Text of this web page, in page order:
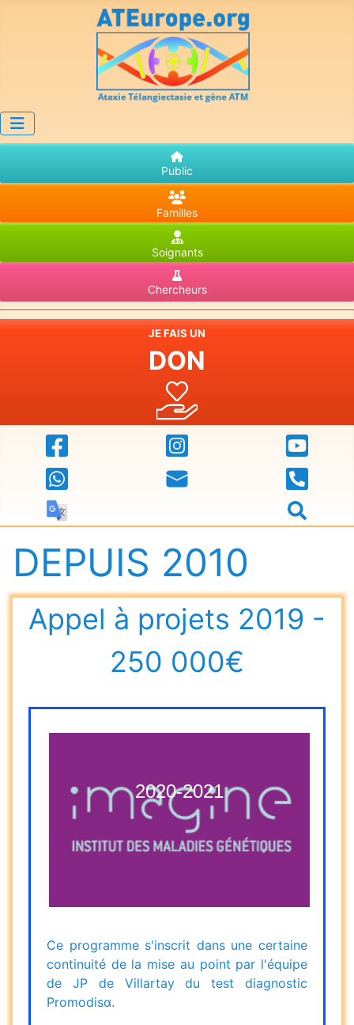
Public
Familles
Soignants
Chercheurs
JE FAIS UN
DON
DEPUIS 2010
Appel à projets 2019 -
250 000€
2020-2021
Ce programme s'inscrit dans une certaine
continuité de la mise au point par l'équipe
de JP de Villartay du test diagnostic
Promodisα.